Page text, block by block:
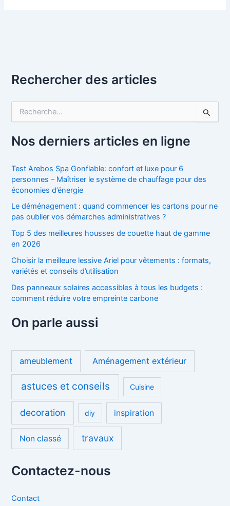
Rechercher des articles
h
e
c
h
e
:
Nos derniers articles en ligne
Test Arebos Spa Gonflable: confort et luxe pour 6
personnes – Maîtriser le système de chauffage pour des
économies d’énergie
Le déménagement : quand commencer les cartons pour ne
pas oublier vos démarches administratives ?
Top 5 des meilleures housses de couette haut de gamme
en 2026
Choisir la meilleure lessive Ariel pour vêtements : formats,
variétés et conseils d’utilisation
Des panneaux solaires accessibles à tous les budgets :
comment réduire votre empreinte carbone
On parle aussi
ameublement Aménagement extérieur
astuces et conseils Cuisine
decoration diy inspiration
Non classé travaux
Contactez-nous
Contact